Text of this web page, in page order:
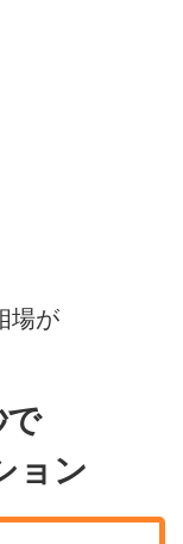
場が
ョン